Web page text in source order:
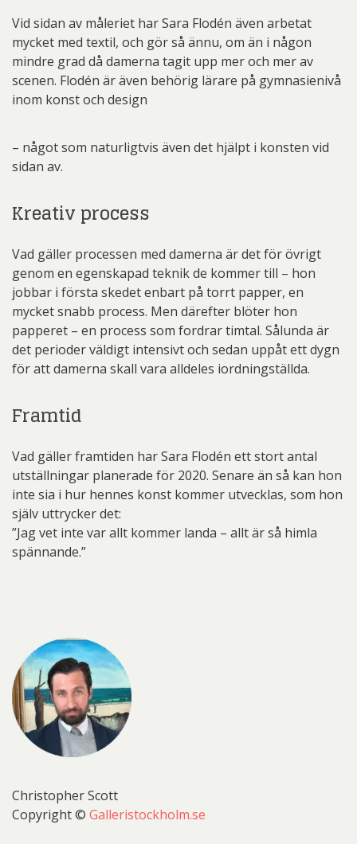
Vid sidan av måleriet har Sara Flodén även arbetat
mycket med textil, och gör så ännu, om än i någon
mindre grad då damerna tagit upp mer och mer av
scenen. Flodén är även behörig lärare på gymnasienivå
inom konst och design
– något som naturligtvis även det hjälpt i konsten vid
sidan av.
Kreativ process
Vad gäller processen med damerna är det för övrigt
genom en egenskapad teknik de kommer till – hon
jobbar i första skedet enbart på torrt papper, en
mycket snabb process. Men därefter blöter hon
papperet – en process som fordrar timtal. Sålunda är
det perioder väldigt intensivt och sedan uppåt ett dygn
för att damerna skall vara alldeles iordningställda.
Framtid
Vad gäller framtiden har Sara Flodén ett stort antal
utställningar planerade för 2020. Senare än så kan hon
inte sia i hur hennes konst kommer utvecklas, som hon
själv uttrycker det:
”Jag vet inte var allt kommer landa – allt är så himla
spännande.”
Christopher Scott
Copyright © Galleristockholm.se